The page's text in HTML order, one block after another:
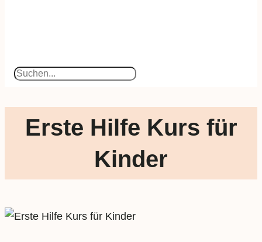
Suchen
Erste Hilfe Kurs für
Kinder